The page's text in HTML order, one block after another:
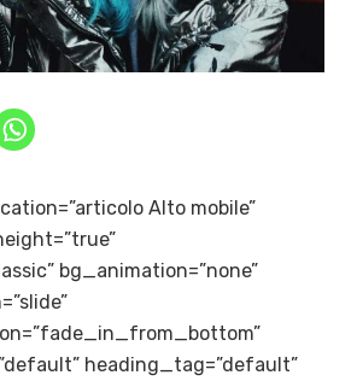
Alto mobile”
bg_animation=”none”
heading_tag=”default”